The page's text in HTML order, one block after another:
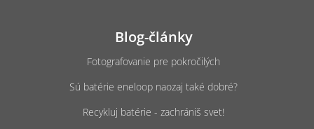
Blog-články
Fotografovanie pre pokročilých
Sú batérie eneloop naozaj také dobré?
Recykluj batérie - zachrániš svet!